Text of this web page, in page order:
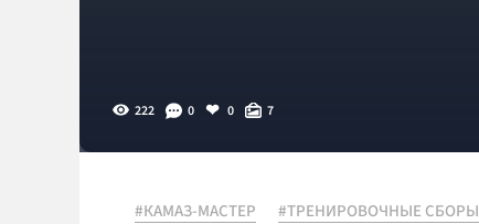
222 0 0 7
#КАМАЗ-МАСТЕР #ТРЕНИРОВОЧНЫЕ СБОРЫ